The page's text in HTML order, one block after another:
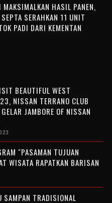
MAKSIMALKAN HASIL PANEN,
SERAHKAN 11 UNIT
PADI DARI KEMENTAN
BEAUTIFUL WEST
NISSAN TERRANO CLUB
JAMBORE OF NISSAN
"PASAMAN TUJUAN
WISATA RAPATKAN BARISAN
SAMPAN TRADISIONAL